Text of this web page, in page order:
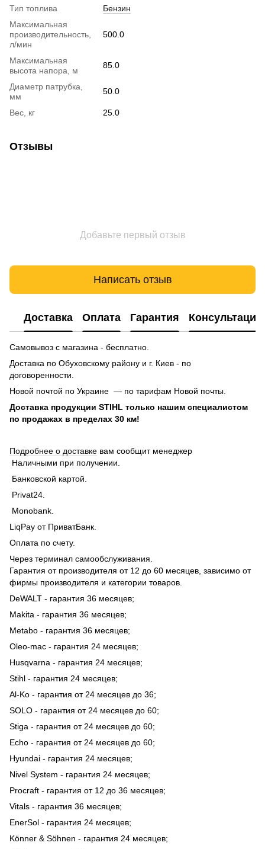
Тип топлива
Бензин
Максимальная
производительность,
л/мин
500.0
Максимальная
высота напора, м
85.0
Диаметр патрубка,
мм
50.0
Вес, кг 25.0
Отзывы
Добавьте первый отзыв
Написать отзыв
Доставка Оплата Гарантия Консультация
Самовывоз с магазина - бесплатно.
Доставка по Обуховскому району и г. Киев - по
договоренности.
Новой почтой по Украине — по тарифам Новой почты.
Доставка продукции STIHL только нашим специалистом
по продажах в пределах 30 км!
Подробнее о доставке вам сообщит менеджер
Наличными при получении.
Банковской картой.
Privat24.
Monobank.
LiqPay от ПриватБанк.
Оплата по счету.
Через терминал самообслуживания.
Гарантия от производителя от 12 до 60 месяцев, зависимо от
фирмы производителя и категории товаров.
DeWALT - гарантия 36 месяцев;
Makita - гарантия 36 месяцев;
Metabo - гарантия 36 месяцев;
Oleo-mac - гарантия 24 месяцев;
Husqvarna - гарантия 24 месяцев;
Stihl - гарантия 24 месяцев;
Al-Ko - гарантия от 24 месяцев до 36;
SOLO - гарантия от 24 месяцев до 60;
Stiga - гарантия от 24 месяцев до 60;
Echo - гарантия от 24 месяцев до 60;
Hyundai - гарантия 24 месяцев;
Nivel System - гарантия 24 месяцев;
Procraft - гарантия от 12 до 36 месяцев;
Vitals - гарантия 36 месяцев;
EnerSol - гарантия 24 месяцев;
Könner & Söhnen - гарантия 24 месяцев;